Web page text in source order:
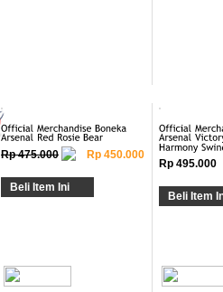
Rp 475.000 Rp 450.000
Beli Item Ini
Rp 495.000
Beli Item